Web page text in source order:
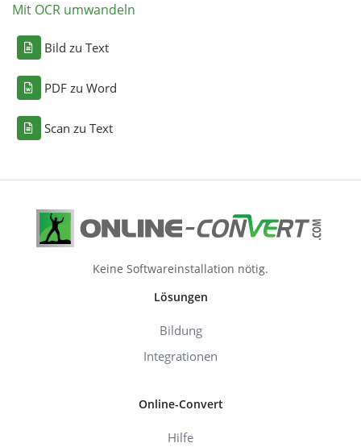
Mit OCR umwandeln
Bild zu Text
PDF zu Word
Scan zu Text
Keine Softwareinstallation nötig.
Lösungen
Bildung
Integrationen
Online-Convert
Hilfe